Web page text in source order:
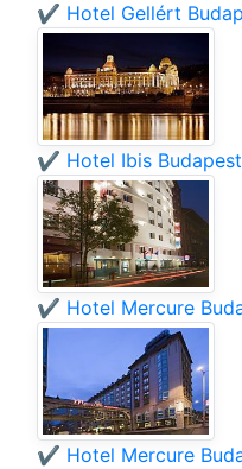
✔️ Hotel Gellért
✔️ Hotel Ibis
✔️ Hotel Mercure
✔️ Hotel Mercure